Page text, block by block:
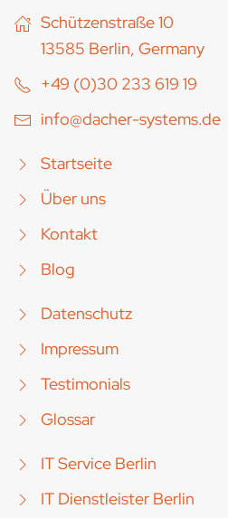
Schützenstraße 10
13585 Berlin, Germany
+49 (0)30 233 619 19
info@dacher-systems.de
Startseite
Über uns
Kontakt
Blog
Datenschutz
Impressum
Testimonials
Glossar
IT Service Berlin
IT Dienstleister Berlin